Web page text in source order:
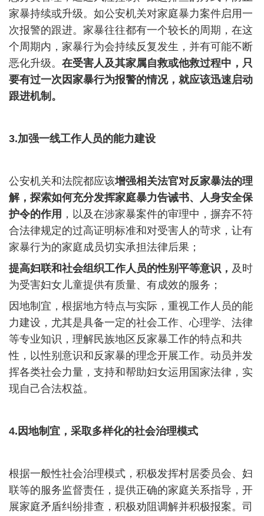
家暴持续或升级。如公安机关对家庭暴力案件启用一
次报警的跟进。家暴往往都有一个较长的周期，在这
个周期内，家暴行为会持续反复发生，并有可能不断
恶化升级。 在受害人及其家属自救或他救过程中，只
要有过一次因家暴行为报警的情况，就应该迅速启动
跟进机制。
3.加强一线工作人员的能力建设
公安机关和法院都应该增强相关法官对反家暴法的理
解，探索如何充分发挥家庭暴力告诫书、人身安全保
护令的作用 ，以及在涉家暴案件的审理中，摒弃不符
合法律规定的过高证明标准和对受害人的苛求，让有
家暴行为的家庭成员切实承担法律后果；
提高妇联和社会组织工作人员的性别平等意识， 及时
为受害妇女儿童提供有质量、有成效的服务；
因地制宜，根据地方特点与实际，重视工作人员的能
力建设，尤其是具备一定的社会工作、心理学、法律
等专业知识，理解民族地区反家暴工作的特点和共
性，以性别意识和反家暴的理念开展工作。动员并发
挥各类社会力量，支持和帮助妇女运用国家法律，实
现自己合法权益。
4. 因地制宜，采取多样化的社会治理模式
根据一般性社会治理模式，积极发挥村居委员会、妇
联等的服务监督责任，提供正确的家庭关系指导，开
展家庭矛盾纠纷排查，积极劝阻调解并积极报案。司